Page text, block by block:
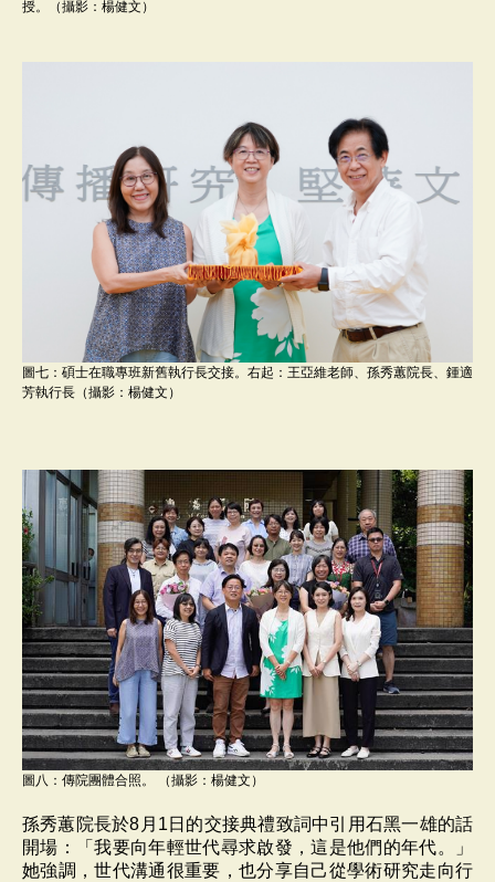
授。（攝影：楊健文）
圖七：碩士在職專班新舊執行長交接。右起：王亞維老師、孫秀蕙院長、鍾適
芳執行長（攝影：楊健文）
圖八：傳院團體合照。 （攝影：楊健文）
孫秀蕙院長於8月1日的交接典禮致詞中引用石黑一雄的話
開場：「我要向年輕世代尋求啟發，這是他們的年代。」
她強調，世代溝通很重要，也分享自己從學術研究走向行